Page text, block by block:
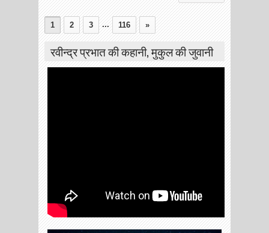
1 2 3 ... 116 »
रवीन्द्र प्रभात की कहानी, मुकुल की जुवानी